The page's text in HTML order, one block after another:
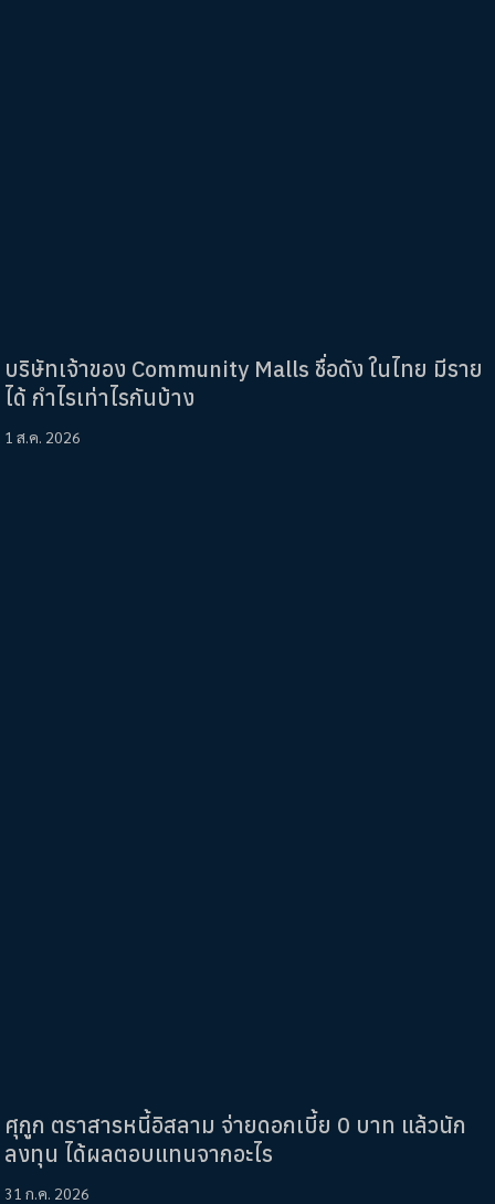
บริษัทเจ้าของ Community Malls ชื่อดัง ในไทย มีราย
ได้ กำไรเท่าไรกันบ้าง
1 ส.ค. 2026
ศุกูก ตราสารหนี้อิสลาม จ่ายดอกเบี้ย 0 บาท แล้วนัก
ลงทุน ได้ผลตอบแทนจากอะไร
31 ก.ค. 2026